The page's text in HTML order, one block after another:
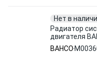
Нет в
Радиатор
двигателя
BAHCO